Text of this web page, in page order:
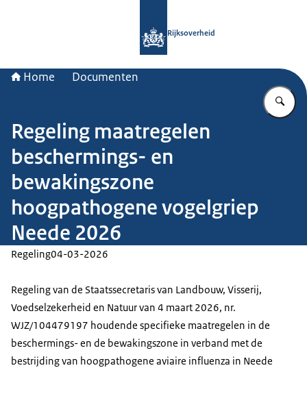
Rijksoverheid
Home Documenten
Regeling maatregelen
beschermings- en
bewakingszone
hoogpathogene vogelgriep
Neede 2026
Regeling04-03-2026
Regeling van de Staatssecretaris van Landbouw, Visserij,
Voedselzekerheid en Natuur van 4 maart 2026, nr.
WJZ/104479197 houdende specifieke maatregelen in de
beschermings- en de bewakingszone in verband met de
bestrijding van hoogpathogene aviaire influenza in Neede